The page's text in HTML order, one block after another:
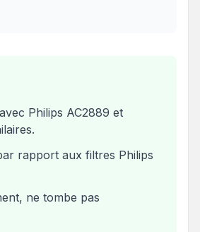
Philips AC2889 et
rapport aux filtres Philips
ne tombe pas